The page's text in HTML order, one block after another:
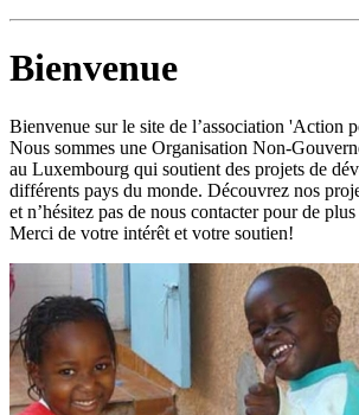
Bienvenue
Bienvenue sur le site de l’association 'Action
Nous sommes une Organisation Non-
au Luxembourg qui soutient des projets de
différents pays du monde. Découvrez nos
et n’hésitez pas de nous contacter pour de
Merci de votre intérêt et votre soutien!